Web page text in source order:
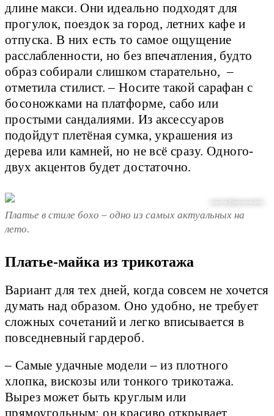
длине макси. Они идеально подходят для
прогулок, поездок за город, летних кафе и
отпуска. В них есть то самое ощущение
расслабленности, но без впечатления, будто
образ собирали слишком старательно, –
отметила стилист. – Носите такой сарафан с
босоножками на платформе, сабо или
простыми сандалиями. Из аксессуаров
подойдут плетёная сумка, украшения из
дерева или камней, но не всё сразу. Одного-
двух акцентов будет достаточно.
соцсети @justyoursealove
Платье в стиле бохо – одно из самых актуальных на
лето.
Платье-майка из трикотажа
Вариант для тех дней, когда совсем не хочется
думать над образом. Оно удобно, не требует
сложных сочетаний и легко вписывается в
повседневный гардероб.
– Самые удачные модели – из плотного
хлопка, вискозы или тонкого трикотажа.
Вырез может быть круглым или
прямоугольным: он красиво открывает